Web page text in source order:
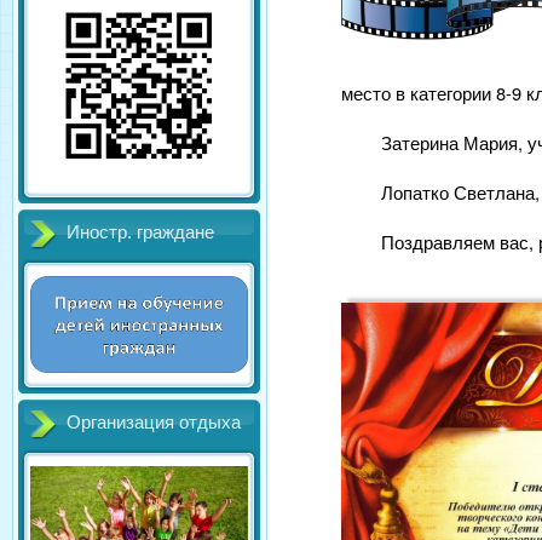
Иностр. граждане
Организация отдыха
место в категории 8-9
Затерина Мария,
Лопатко
Поздравляем вас,